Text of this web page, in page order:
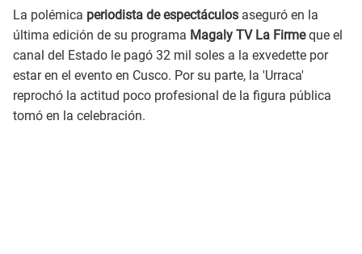
La polémica periodista de espectáculos aseguró en la
última edición de su programa Magaly TV La Firmeque el
canal del Estado le pagó 32 mil soles a la exvedette por
estar en el evento en Cusco. Por su parte, la 'Urraca'
reprochó la actitud poco profesional de la figura pública
tomó en la celebración.